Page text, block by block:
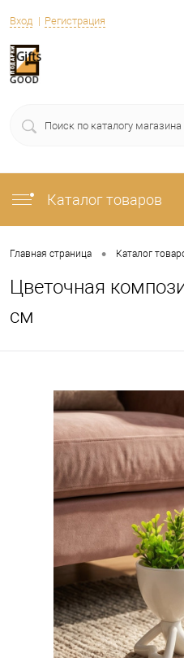
Вход Регистрация
Каталог товаров
Главная страница • Каталог
Цветочная
см